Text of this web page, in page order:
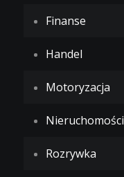
Finanse
Handel
Motoryzacja
Nieruchomości
Rozrywka